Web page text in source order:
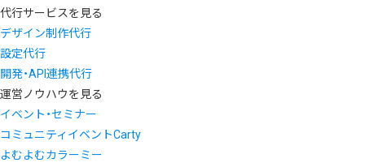
代行サービスを見る
デザイン制作代行
設定代行
開発・API連携代行
運営ノウハウを見る
イベント・セミナー
コミュニティイベントCarty
よむよむカラーミー